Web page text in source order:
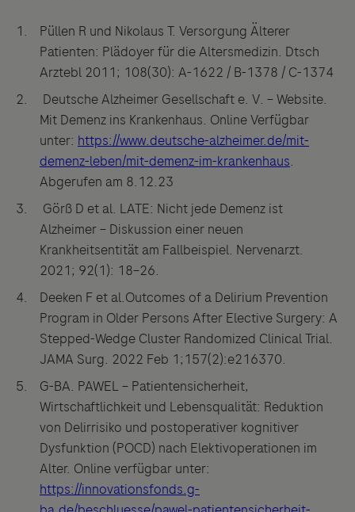
Püllen R und Nikolaus T. Versorgung Älterer
Patienten: Plädoyer für die Altersmedizin. Dtsch
Arztebl 2011; 108(30): A-1622 / B-1378 / C-1374
Deutsche Alzheimer Gesellschaft e. V. – Website.
Mit Demenz ins Krankenhaus. Online Verfügbar
unter: https://www.deutsche-alzheimer.de/mit-
demenz-leben/mit-demenz-im-krankenhaus.
Abgerufen am 8.12.23
Görß D et al. LATE: Nicht jede Demenz ist
Alzheimer – Diskussion einer neuen
Krankheitsentität am Fallbeispiel. Nervenarzt.
2021; 92(1): 18–26.
Deeken F et al.Outcomes of a Delirium Prevention
Program in Older Persons After Elective Surgery: A
Stepped-Wedge Cluster Randomized Clinical Trial.
JAMA Surg. 2022 Feb 1;157(2):e216370.
G-BA. PAWEL – Patientensicherheit,
Wirtschaftlichkeit und Lebensqualität: Reduktion
von Delirrisiko und postoperativer kognitiver
Dysfunktion (POCD) nach Elektivoperationen im
Alter. Online verfügbar unter:
https://innovationsfonds.g-